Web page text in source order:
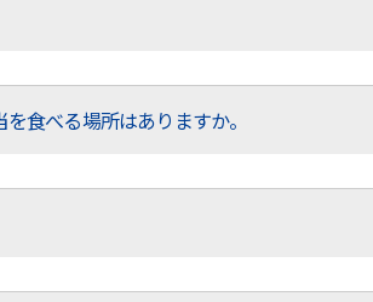
食べる場所はありますか。